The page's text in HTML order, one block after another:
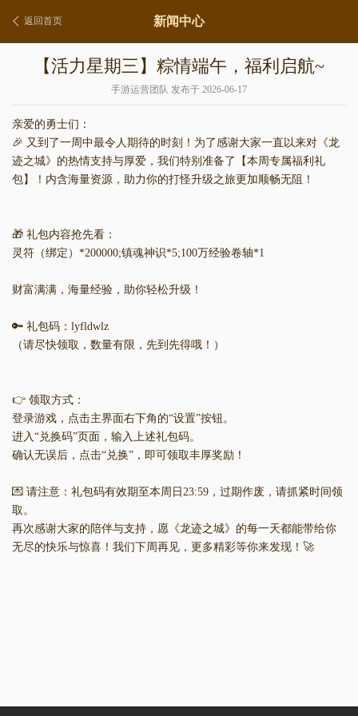
返回首页 新闻中心
【活力星期三】粽情端午，福利启航~
手游运营团队 发布于 2026-06-17
亲爱的勇士们：
🎉 又到了一周中最令人期待的时刻！为了感谢大家一直以来对《龙
迹之城》的热情支持与厚爱，我们特别准备了【本周专属福利礼
包】！内含海量资源，助力你的打怪升级之旅更加顺畅无阻！
🎁 礼包内容抢先看：
灵符（绑定）*200000;镇魂神识*5;100万经验卷轴*1
财富满满，海量经验，助你轻松升级！
🔑 礼包码：lyfldwlz
（请尽快领取，数量有限，先到先得哦！）
👉 领取方式：
登录游戏，点击主界面右下角的“设置”按钮。
进入“兑换码”页面，输入上述礼包码。
确认无误后，点击“兑换”，即可领取丰厚奖励！
💌 请注意：礼包码有效期至本周日23:59，过期作废，请抓紧时间领
取。
再次感谢大家的陪伴与支持，愿《龙迹之城》的每一天都能带给你
无尽的快乐与惊喜！我们下周再见，更多精彩等你来发现！🚀